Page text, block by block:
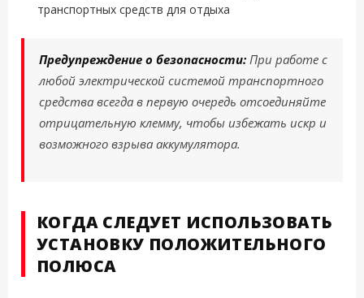
транспортных средств для отдыха
Предупреждение о безопасности:При работе с
любой электрической системой транспортного
средства всегда в первую очередь отсоединяйте
отрицательную клемму, чтобы избежать искр и
возможного взрыва аккумулятора.
КОГДА СЛЕДУЕТ ИСПОЛЬЗОВАТЬ
УСТАНОВКУ ПОЛОЖИТЕЛЬНОГО
ПОЛЮСА